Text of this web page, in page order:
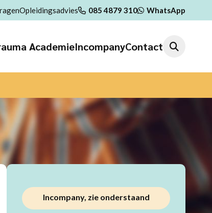
Opleidingsadvies 085 4879 310 WhatsApp
AcademieIncompanyContact
Incompany, zie onderstaand